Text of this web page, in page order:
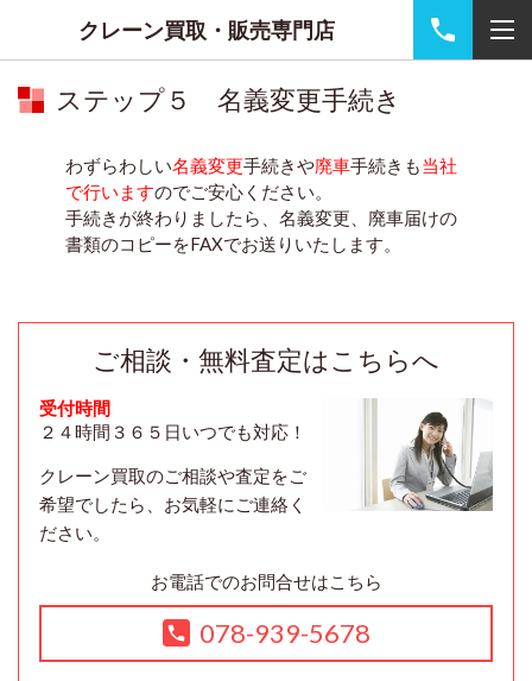
クレーン買取・販売専門店
ステップ５ 名義変更手続き
わずらわしい名義変更手続きや廃車手続きも当社
で行いますのでご安心ください。
手続きが終わりましたら、名義変更、廃車届けの
書類のコピーをFAXでお送りいたします。
ご相談・無料査定はこちらへ
受付時間
２４時間３６５日いつでも対応！
クレーン買取のご相談や査定をご
希望でしたら、お気軽にご連絡く
ださい。
お電話でのお問合せはこちら
078-939-5678